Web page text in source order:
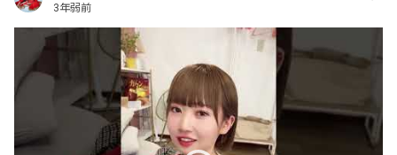
3年弱前